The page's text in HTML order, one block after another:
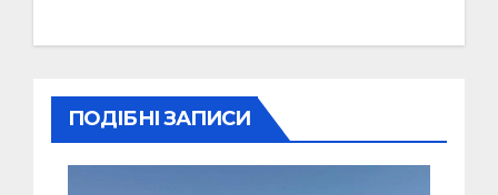
ПОДІБНІ ЗАПИСИ